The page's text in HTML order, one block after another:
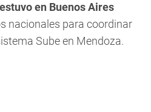
en Buenos Aires
nacionales para coordinar
Sube en Mendoza.